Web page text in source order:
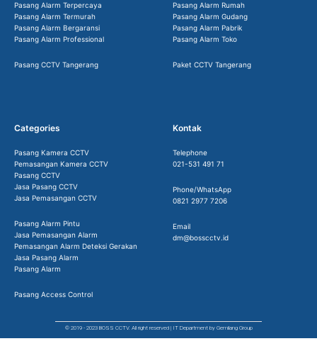
Pasang Alarm Terpercaya
Pasang Alarm Termurah
Pasang Alarm Bergaransi
Pasang Alarm Professional
Pasang CCTV Tangerang
Pasang Alarm Rumah
Pasang Alarm Gudang
Pasang Alarm Pabrik
Pasang Alarm Toko
Paket CCTV Tangerang
Categories
Pasang Kamera CCTV
Pemasangan Kamera CCTV
Pasang CCTV
Jasa Pasang CCTV
Jasa Pemasangan CCTV
Pasang Alarm Pintu
Jasa Pemasangan Alarm
Pemasangan Alarm Deteksi Gerakan
Jasa Pasang Alarm
Pasang Alarm
Pasang Access Control
Kontak
Telephone
021-531 491 71
Phone/WhatsApp
0821 2977 7206
Email
dm@bosscctv.id
© 2019 - 2023 BOSS CCTV. All right reserved | IT Department by Gemilang Group